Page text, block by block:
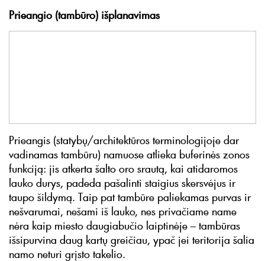
Prieangio (tambūro) išplanavimas
Prieangis (statybų/architektūros terminologijoje dar
vadinamas tambūru) namuose atlieka buferinės zonos
funkciją: jis atkerta šalto oro srautą, kai atidaromos
lauko durys, padeda pašalinti staigius skersvėjus ir
taupo šildymą. Taip pat tambūre paliekamas purvas ir
nešvarumai, nešami iš lauko, nes privačiame name
nėra kaip miesto daugiabučio laiptinėje – tambūras
išsipurvina daug kartų greičiau, ypač jei teritorija šalia
namo neturi grįsto takelio.